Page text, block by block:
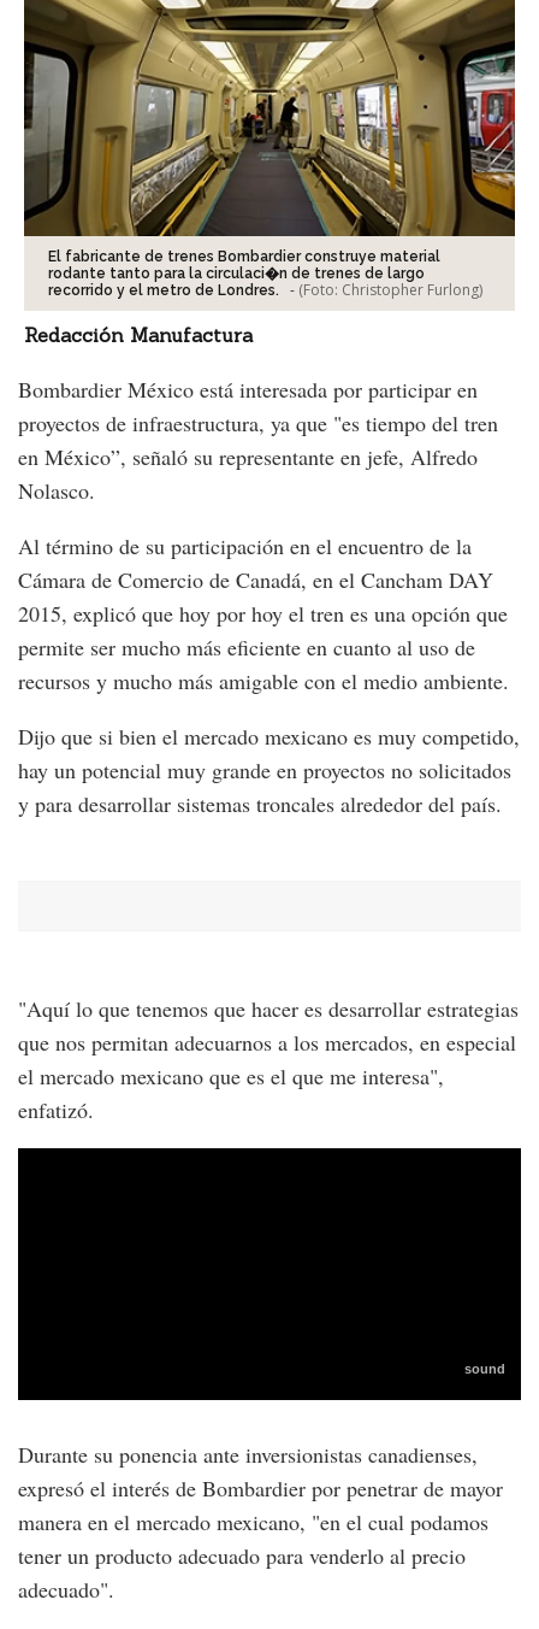
El fabricante de trenes Bombardier construye material
rodante tanto para la circulaci�n de trenes de largo
recorrido y el metro de Londres.
- (Foto: Christopher Furlong)
Redacción Manufactura
Bombardier México está interesada por participar en
proyectos de infraestructura, ya que "es tiempo del tren
en México”, señaló su representante en jefe, Alfredo
Nolasco.
Al término de su participación en el encuentro de la
Cámara de Comercio de Canadá, en el Cancham DAY
2015, explicó que hoy por hoy el tren es una opción que
permite ser mucho más eficiente en cuanto al uso de
recursos y mucho más amigable con el medio ambiente.
Dijo que si bien el mercado mexicano es muy competido,
hay un potencial muy grande en proyectos no solicitados
y para desarrollar sistemas troncales alrededor del país.
"Aquí lo que tenemos que hacer es desarrollar estrategias
que nos permitan adecuarnos a los mercados, en especial
el mercado mexicano que es el que me interesa",
enfatizó.
Durante su ponencia ante inversionistas canadienses,
expresó el interés de Bombardier por penetrar de mayor
manera en el mercado mexicano, "en el cual podamos
tener un producto adecuado para venderlo al precio
adecuado".